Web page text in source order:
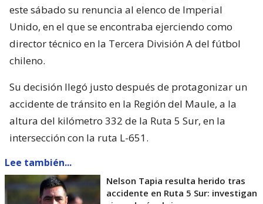
este sábado su renuncia al elenco de Imperial
Unido, en el que se encontraba ejerciendo como
director técnico en la Tercera División A del fútbol
chileno.
Su decisión llegó justo después de protagonizar un
accidente de tránsito en la Región del Maule, a la
altura del kilómetro 332 de la Ruta 5 Sur, en la
intersección con la ruta L-651.
Lee también...
Nelson Tapia resulta herido tras
accidente en Ruta 5 Sur: investigan